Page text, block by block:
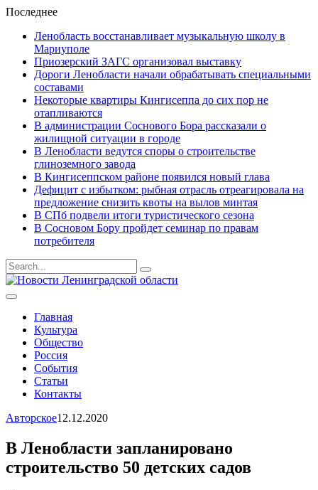
Последнее
Ленобласть восстанавливает музыкальную школу в
Мариуполе
Приозерский ЗАГС организовал выставку
Дороги Ленобласти начали обрабатывать специальными
составами
Некоторые квартиры Кингисеппа до сих пор не
отапливаются
В администрации Соснового Бора рассказали о
жилищной ситуации в городе
В Ленобласти ведутся споры о строительстве
глиноземного завода
В Кингисеппском районе появился новый глава
Дефицит с избытком: рыбная отрасль отреагировала на
предложение снизить квоты на вылов минтая
В СПб подвели итоги туристического сезона
В Сосновом Бору пройдет семинар по правам
потребителя
Результаты
поиска
Главная
Культура
Общество
Россия
События
Статьи
Контакты
Авторское12.12.2020
В Ленобласти запланировано
строительство 50 детских садов